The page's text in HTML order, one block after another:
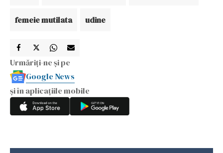
femeie mutilata udine
Urmăriți-ne și pe
Google News
și în aplicațiile mobile